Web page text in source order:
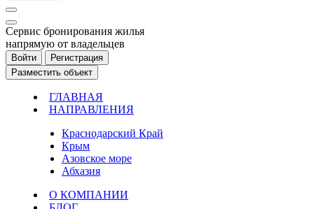
Cервис бронирования жилья
напрямую от владельцев
Войти
Регистрация
Разместить объект
ГЛАВНАЯ
НАПРАВЛЕНИЯ
Краснодарский Край
Крым
Азовское море
Абхазия
О КОМПАНИИ